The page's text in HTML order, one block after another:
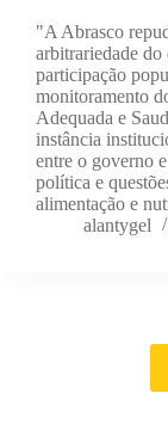
"A Abrasco
arbitrariedade do
participação
monitoramento
Adequada e
instância
entre o governo
política e
alimentação e
alantygel